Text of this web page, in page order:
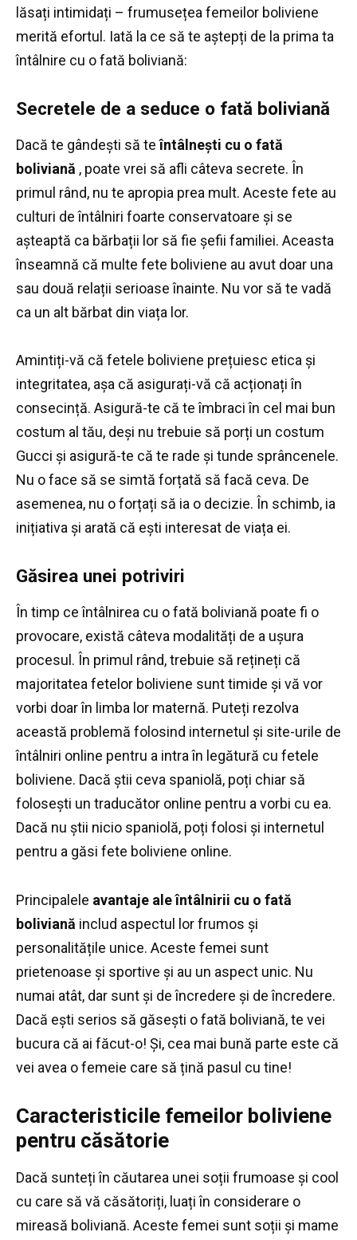
lăsați intimidați – frumusețea femeilor boliviene
merită efortul. Iată la ce să te aștepți de la prima ta
întâlnire cu o fată boliviană:
Secretele de a seduce o fată boliviană
Dacă te gândești să teîntâlnești cu o fată
boliviană , poate vrei să afli câteva secrete. În
primul rând, nu te apropia prea mult. Aceste fete au
culturi de întâlniri foarte conservatoare și se
așteaptă ca bărbații lor să fie șefii familiei. Aceasta
înseamnă că multe fete boliviene au avut doar una
sau două relații serioase înainte. Nu vor să te vadă
ca un alt bărbat din viața lor.
Amintiți-vă că fetele boliviene prețuiesc etica și
integritatea, așa că asigurați-vă că acționați în
consecință. Asigură-te că te îmbraci în cel mai bun
costum al tău, deși nu trebuie să porți un costum
Gucci și asigură-te că te rade și tunde sprâncenele.
Nu o face să se simtă forțată să facă ceva. De
asemenea, nu o forțați să ia o decizie. În schimb, ia
inițiativa și arată că ești interesat de viața ei.
Găsirea unei potriviri
În timp ce întâlnirea cu o fată boliviană poate fi o
provocare, există câteva modalități de a ușura
procesul. În primul rând, trebuie să rețineți că
majoritatea fetelor boliviene sunt timide și vă vor
vorbi doar în limba lor maternă. Puteți rezolva
această problemă folosind internetul și site-urile de
întâlniri online pentru a intra în legătură cu fetele
boliviene. Dacă știi ceva spaniolă, poți chiar să
folosești un traducător online pentru a vorbi cu ea.
Dacă nu știi nicio spaniolă, poți folosi și internetul
pentru a găsi fete boliviene online.
Principalele avantaje ale întâlnirii cu o fată
boliviană includ aspectul lor frumos și
personalitățile unice. Aceste femei sunt
prietenoase și sportive și au un aspect unic. Nu
numai atât, dar sunt și de încredere și de încredere.
Dacă ești serios să găsești o fată boliviană, te vei
bucura că ai făcut-o! Și, cea mai bună parte este că
vei avea o femeie care să țină pasul cu tine!
Caracteristicile femeilor boliviene
pentru căsătorie
Dacă sunteți în căutarea unei soții frumoase și cool
cu ​​care să vă căsătoriți, luați în considerare o
mireasă boliviană. Aceste femei sunt soții și mame